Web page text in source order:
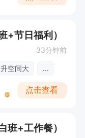
+节日福利）
33分钟前
空间大 ...
点击查看
班+工作餐）